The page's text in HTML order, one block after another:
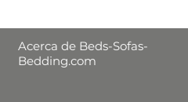
Acerca de Beds-Sofas-
Bedding.com